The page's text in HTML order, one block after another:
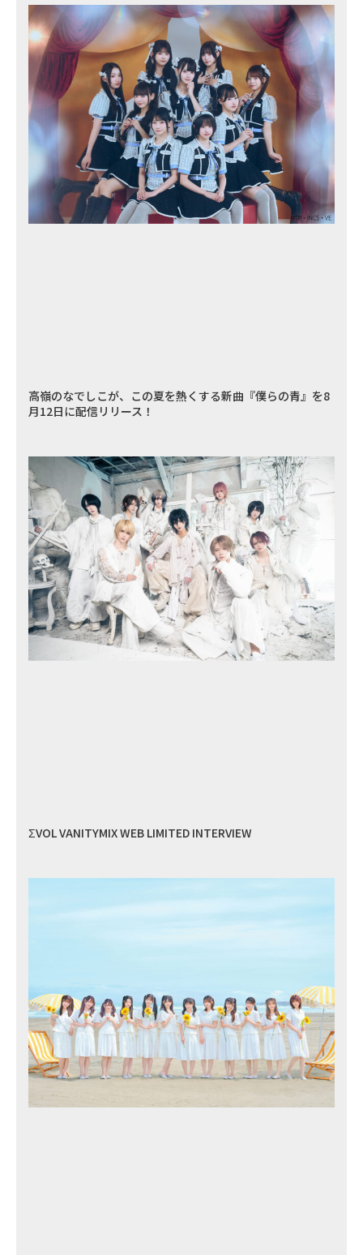
高嶺のなでしこが、この夏を熱くする新曲『僕らの青』を8
月12日に配信リリース！
ΣVOL VANITYMIX WEB LIMITED INTERVIEW